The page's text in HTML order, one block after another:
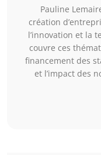
Pauline
création
l’innovation et la
couvre ces
financement des
et l’impact des